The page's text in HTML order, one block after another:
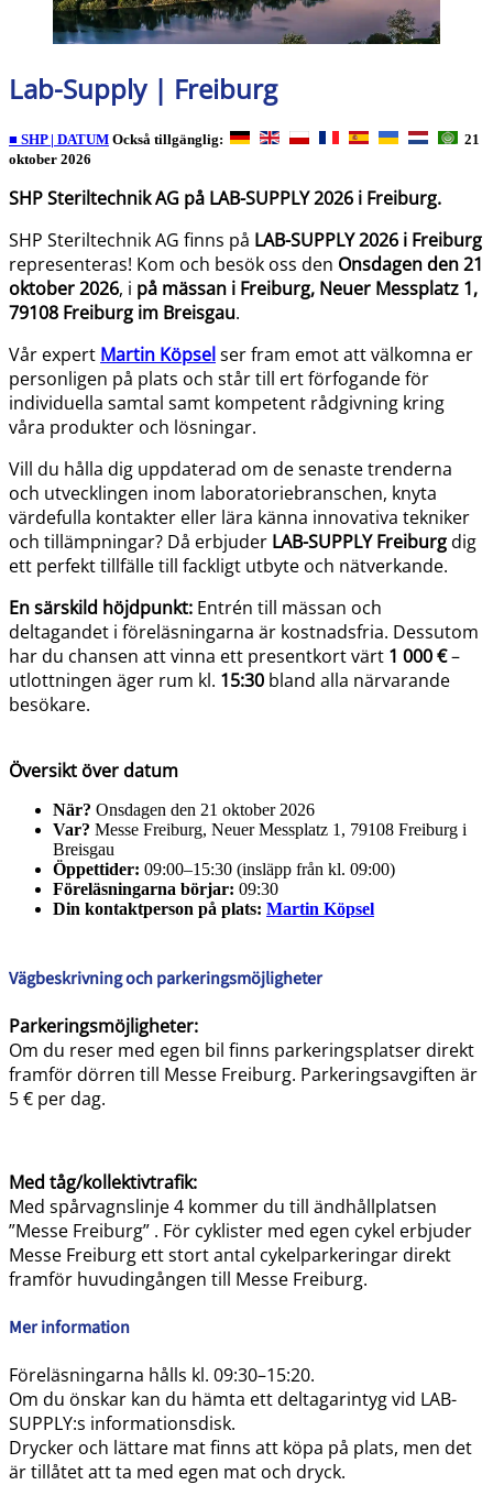
Lab-Supply | Freiburg
■ SHP | DATUM Också tillgänglig:
21
oktober 2026
SHP Steriltechnik AG på LAB-SUPPLY 2026 i Freiburg.
SHP Steriltechnik AG finns på LAB-SUPPLY 2026 i Freiburg
representeras! Kom och besök oss den Onsdagen den 21
oktober 2026, i på mässan i Freiburg, Neuer Messplatz 1,
79108 Freiburg im Breisgau.
Vår expert Martin Köpselser fram emot att välkomna er
personligen på plats och står till ert förfogande för
individuella samtal samt kompetent rådgivning kring
våra produkter och lösningar.
Vill du hålla dig uppdaterad om de senaste trenderna
och utvecklingen inom laboratoriebranschen, knyta
värdefulla kontakter eller lära känna innovativa tekniker
och tillämpningar? Då erbjuder LAB-SUPPLY Freiburgdig
ett perfekt tillfälle till fackligt utbyte och nätverkande.
En särskild höjdpunkt: Entrén till mässan och
deltagandet i föreläsningarna är kostnadsfria. Dessutom
har du chansen att vinna ett presentkort värt 1 000 €–
utlottningen äger rum kl. 15:30 bland alla närvarande
besökare.
Översikt över datum
När? Onsdagen den 21 oktober 2026
Var? Messe Freiburg, Neuer Messplatz 1, 79108 Freiburg i
Breisgau
Öppettider: 09:00–15:30 (insläpp från kl. 09:00)
Föreläsningarna börjar: 09:30
Din kontaktperson på plats: Martin Köpsel
Vägbeskrivning och parkeringsmöjligheter
Parkeringsmöjligheter:
Om du reser med egen bil finns parkeringsplatser direkt
framför dörren till Messe Freiburg. Parkeringsavgiften är
5 € per dag.
Med tåg/kollektivtrafik:
Med spårvagnslinje 4 kommer du till ändhållplatsen
”Messe Freiburg” . För cyklister med egen cykel erbjuder
Messe Freiburg ett stort antal cykelparkeringar direkt
framför huvudingången till Messe Freiburg.
Mer information
Föreläsningarna hålls kl. 09:30–15:20.
Om du önskar kan du hämta ett deltagarintyg vid LAB-
SUPPLY:s informationsdisk.
Drycker och lättare mat finns att köpa på plats, men det
är tillåtet att ta med egen mat och dryck.